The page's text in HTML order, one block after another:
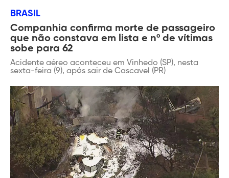
nº de vítimas sobe para
62
BRASIL
Companhia confirma morte de passageiro
que não constava em lista e nº de vítimas
sobe para 62
Acidente aéreo aconteceu em Vinhedo (SP), nesta
sexta-feira (9), após sair de Cascavel (PR)